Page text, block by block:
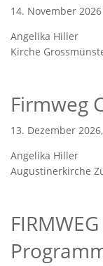
14. November
Angelika Hiller
Kirche
Firmweg
13. Dezember
Angelika Hiller
Augustinerkirche